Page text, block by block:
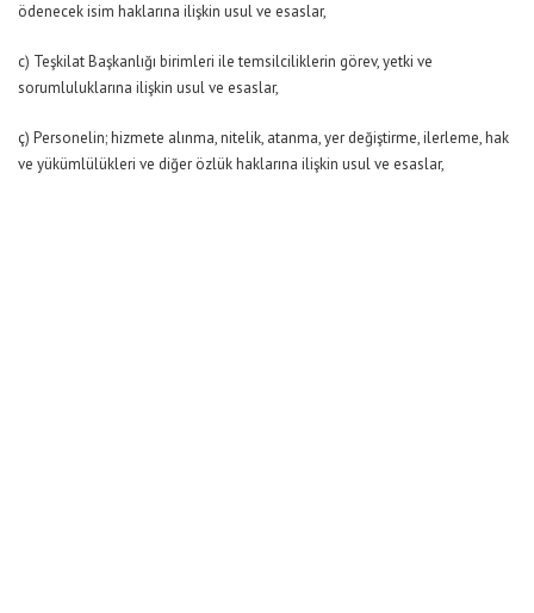
ödenecek isim haklarına ilişkin usul ve esaslar,
c) Teşkilat Başkanlığı birimleri ile temsilciliklerin görev, yetki ve
sorumluluklarına ilişkin usul ve esaslar,
ç) Personelin; hizmete alınma, nitelik, atanma, yer değiştirme, ilerleme, hak
ve yükümlülükleri ve diğer özlük haklarına ilişkin usul ve esaslar,